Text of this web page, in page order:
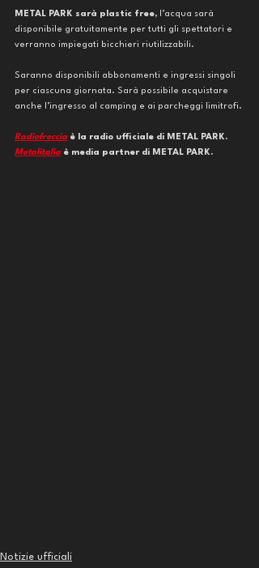
METAL PARK sarà plastic free,
l’acqua sarà
disponibile gratuitamente per tutti gli spettatori e
verranno impiegati bicchieri riutilizzabili.
Saranno disponibili abbonamenti e ingressi singoli
per ciascuna giornata. Sarà possibile acquistare
anche l’ingresso al camping e ai parcheggi limitrofi.
Radiofreccia è la radio ufficiale di METAL PARK.
Metalitalia è media partner di METAL PARK.
Notizie ufficiali